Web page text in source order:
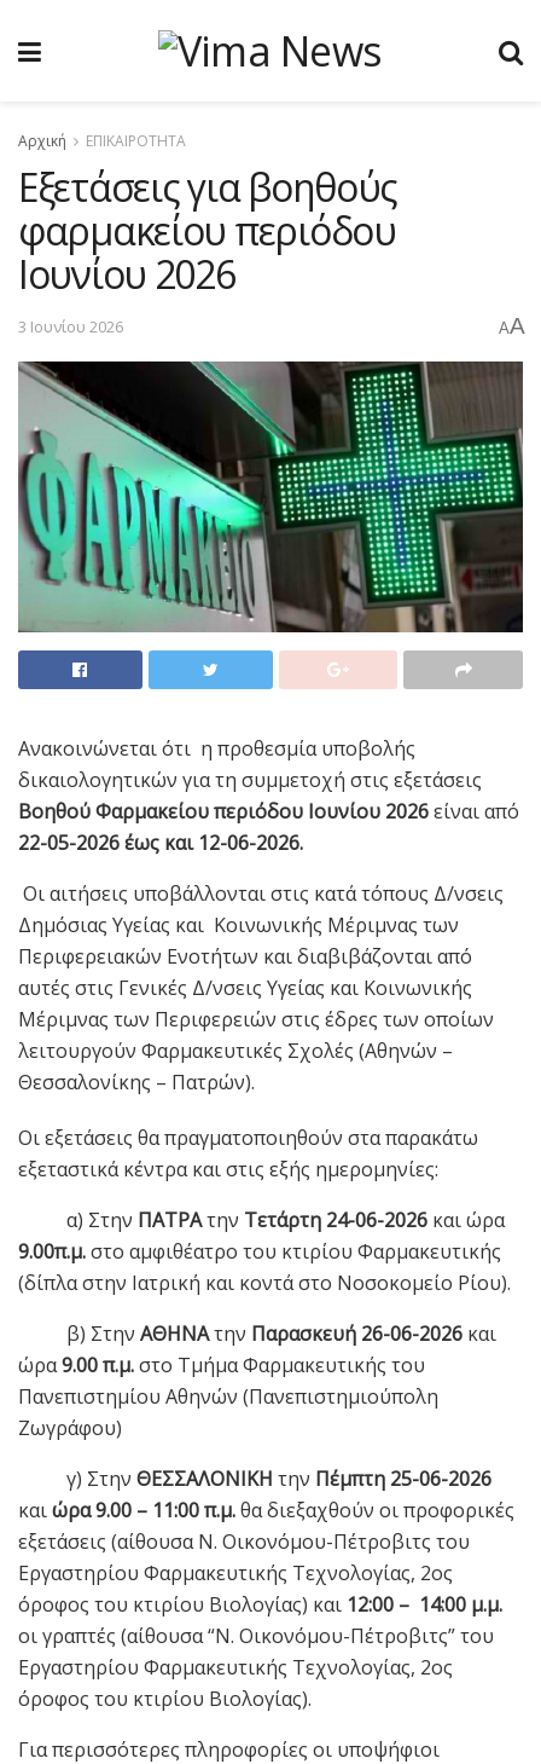
Αρχική ΕΠΙΚΑΙΡΟΤΗΤΑ
Εξετάσεις για βοηθούς
φαρμακείου περιόδου
Ιουνίου 2026
3 Ιουνίου 2026 AA
Ανακοινώνεται ότι η προθεσμία υποβολής
δικαιολογητικών για τη συμμετοχή στις εξετάσεις
Βοηθού Φαρμακείου περιόδου Ιουνίου 2026είναι από
22-05-2026 έως και 12-06-2026.
Οι αιτήσεις υποβάλλονται στις κατά τόπους Δ/νσεις
Δημόσιας Υγείας και Κοινωνικής Μέριμνας των
Περιφερειακών Ενοτήτων και διαβιβάζονται από
αυτές στις Γενικές Δ/νσεις Υγείας και Κοινωνικής
Μέριμνας των Περιφερειών στις έδρες των οποίων
λειτουργούν Φαρμακευτικές Σχολές (Αθηνών –
Θεσσαλονίκης – Πατρών).
Οι εξετάσεις θα πραγματοποιηθούν στα παρακάτω
εξεταστικά κέντρα και στις εξής ημερομηνίες:
α) Στην ΠΑΤΡΑτην Τετάρτη 24-06-2026 και ώρα
9.00π.μ.στο αμφιθέατρο του κτιρίου Φαρμακευτικής
(δίπλα στην Ιατρική και κοντά στο Νοσοκομείο Ρίου).
β) Στην ΑΘΗΝΑτην Παρασκευή 26-06-2026 και
ώρα9.00 π.μ.στο Τμήμα Φαρμακευτικής του
Πανεπιστημίου Αθηνών (Πανεπιστημιούπολη
Ζωγράφου)
γ) Στην ΘΕΣΣΑΛΟΝΙΚΗ την Πέμπτη 25-06-2026
καιώρα 9.00 – 11:00 π.μ.θα διεξαχθούν οι προφορικές
εξετάσεις (αίθουσα Ν. Οικονόμου-Πέτροβιτς του
Εργαστηρίου Φαρμακευτικής Τεχνολογίας, 2ος
όροφος του κτιρίου Βιολογίας) και 12:00 – 14:00 μ.μ.
οι γραπτές (αίθουσα “Ν. Οικονόμου-Πέτροβιτς” του
Εργαστηρίου Φαρμακευτικής Τεχνολογίας, 2ος
όροφος του κτιρίου Βιολογίας).
Για περισσότερες πληροφορίες οι υποψήφιοι